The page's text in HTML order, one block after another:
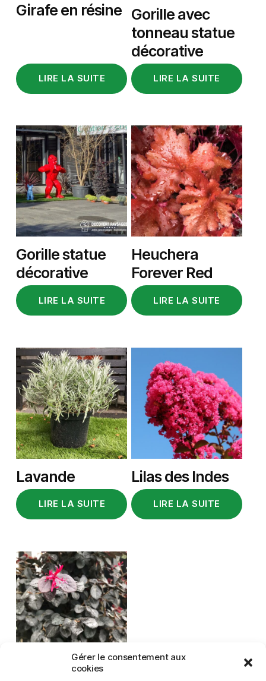
Gérer le consentement aux
cookies
Girafe en résine
LIRE LA SUITE
Gorille avec
tonneau statue
décorative
LIRE LA SUITE
Gorille statue
décorative
LIRE LA SUITE
Heuchera
Forever Red
LIRE LA SUITE
Lavande
LIRE LA SUITE
Lilas des Indes
LIRE LA SUITE